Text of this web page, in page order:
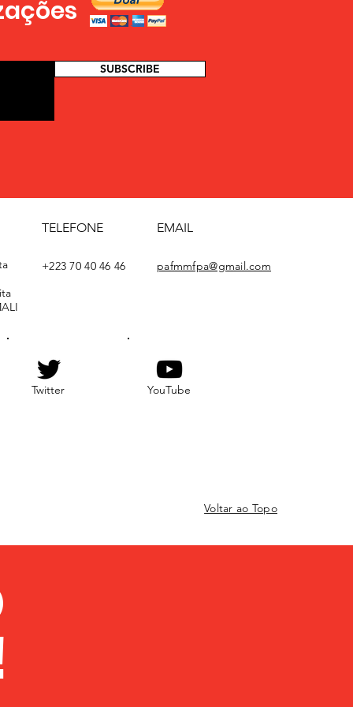
SUBSCRIBE
TELEFONE EMAIL
+223 70 40 46 46 pafmmfpa@gmail.com
Twitter YouTube
Voltar ao Topo